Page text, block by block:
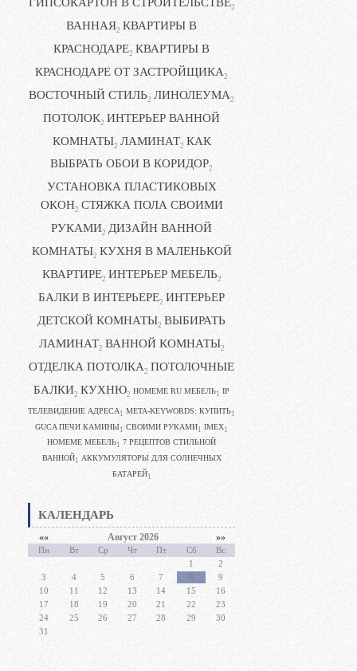
2
ВАННАЯ2 КВАРТИРЫ В
КРАСНОДАРЕ2 КВАРТИРЫ В
КРАСНОДАРЕ ОТ ЗАСТРОЙЩИКА2
ВОСТОЧНЫЙ СТИЛЬ2 ЛИНОЛЕУМА2
ПОТОЛОК2 ИНТЕРЬЕР ВАННОЙ
КОМНАТЫ2 ЛАМИНАТ2 КАК
ВЫБРАТЬ ОБОИ В КОРИДОР2
УСТАНОВКА ПЛАСТИКОВЫХ
ОКОН2 СТЯЖКА ПОЛА СВОИМИ
РУКАМИ2 ДИЗАЙН ВАННОЙ
КОМНАТЫ2 КУХНЯ В МАЛЕНЬКОЙ
КВАРТИРЕ2 ИНТЕРЬЕР МЕБЕЛЬ2
БАЛКИ В ИНТЕРЬЕРЕ2 ИНТЕРЬЕР
ДЕТСКОЙ КОМНАТЫ2 ВЫБИРАТЬ
ЛАМИНАТ2 ВАННОЙ КОМНАТЫ2
ОТДЕЛКА ПОТОЛКА2 ПОТОЛОЧНЫЕ
БАЛКИ2 КУХНЮ2 HOMEME RU МЕБЕЛЬ1 IP
ТЕЛЕВИДЕНИЕ АДРЕСА 1 META-KEYWORDS: КУПИТЬ1
GUCA ПЕЧИ КАМИНЫ1 CВОИМИ РУКАМИ1 IMEX1
HOMEME МЕБЕЛЬ1 7 РЕЦЕПТОВ СТИЛЬНОЙ
ВАННОЙ1 АККУМУЛЯТОРЫ ДЛЯ СОЛНЕЧНЫХ
БАТАРЕЙ1
КАЛЕНДАРЬ
«« Август 2026 »»
Пн Вт Ср Чт Пт Сб
Вс
1
2
3
4 5 6 7 8
9
10
11 12 13 14 15
16
17
18 19 20 21 22
23
24
25 26 27 28 29
30
31